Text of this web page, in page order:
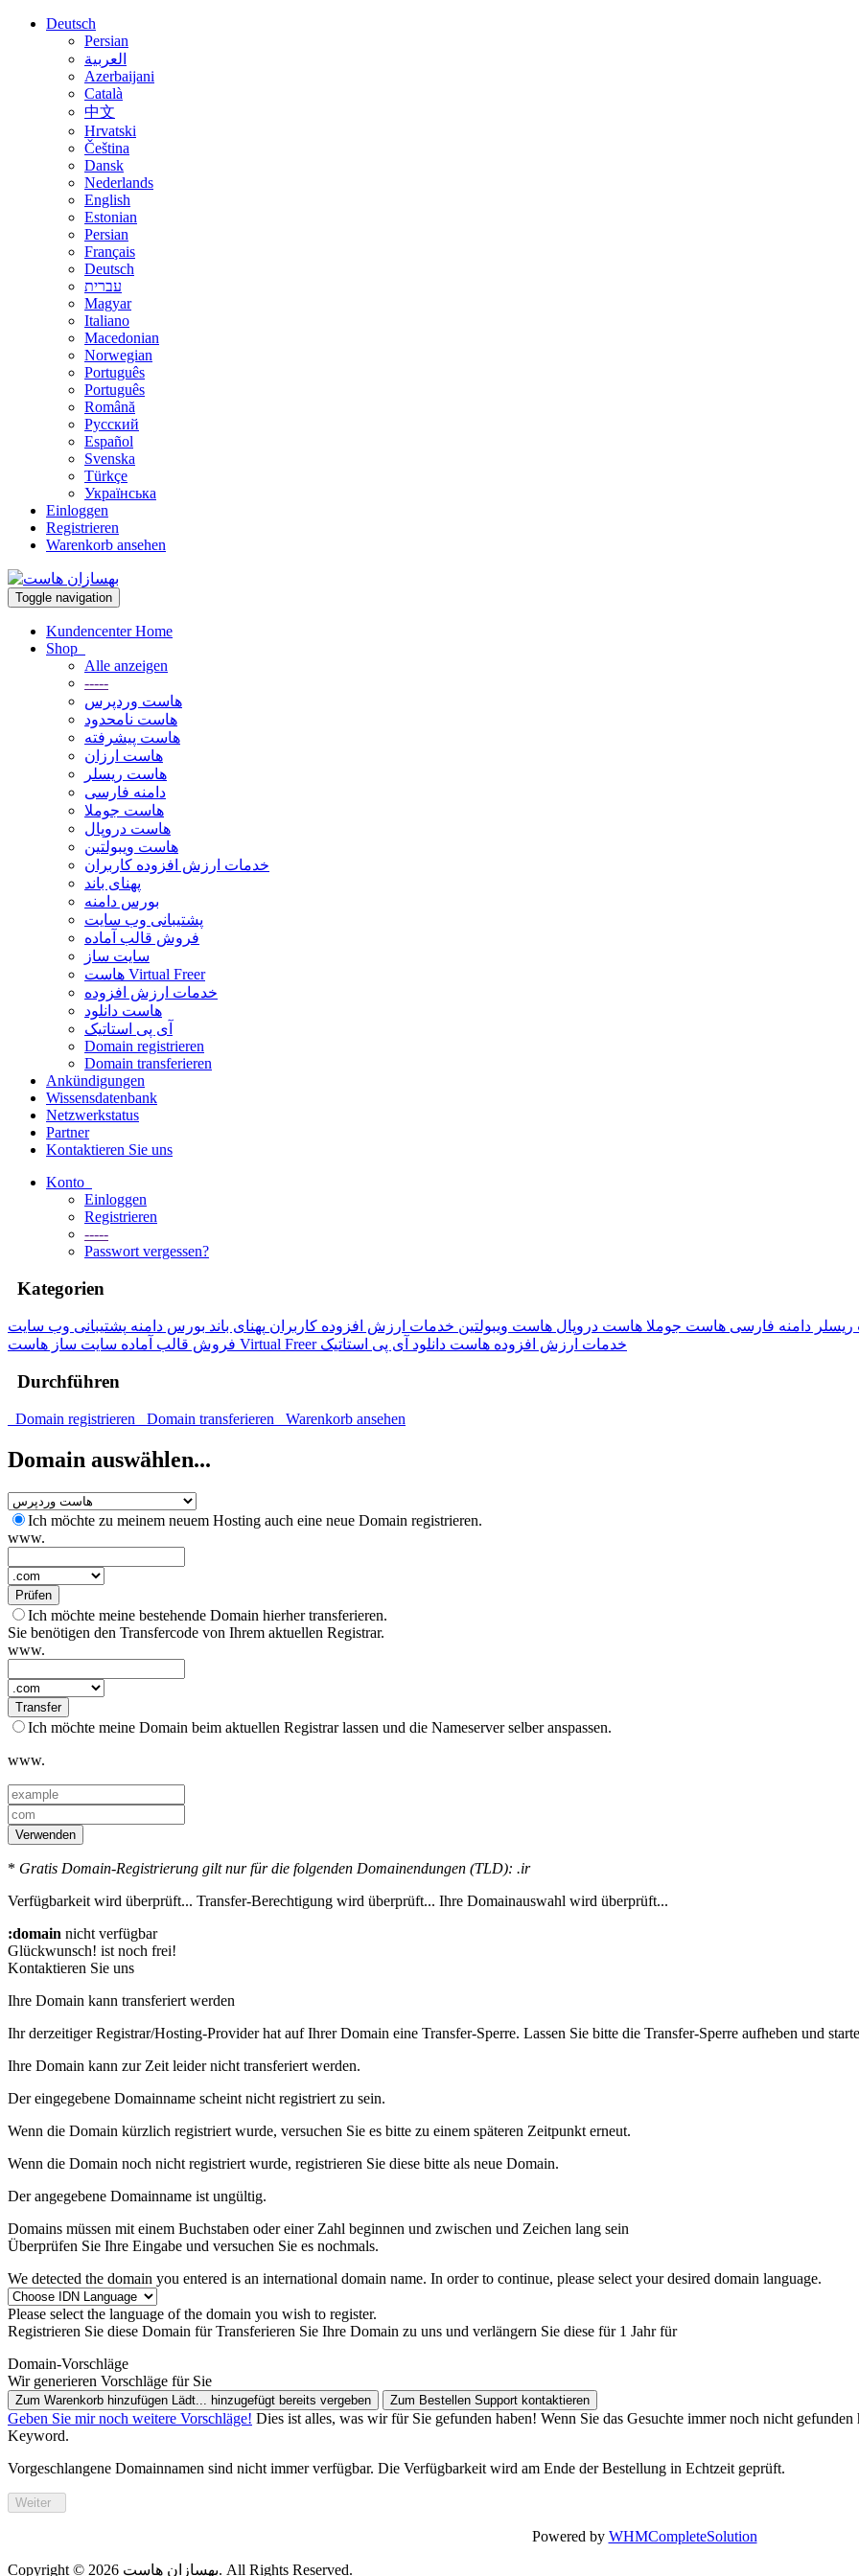
Deutsch
Persian
العربية
Azerbaijani
Català
中文
Hrvatski
Čeština
Dansk
Nederlands
English
Estonian
Persian
Français
Deutsch
עברית
Magyar
Italiano
Macedonian
Norwegian
Português
Português
Română
Русский
Español
Svenska
Türkçe
Українська
Einloggen
Registrieren
Warenkorb ansehen
Toggle navigation
Kundencenter Home
Shop
Alle anzeigen
-----
هاست وردپرس
هاست نامحدود
هاست پیشرفته
هاست ارزان
هاست ریسلر
دامنه فارسی
هاست جوملا
هاست دروپال
هاست ویبولتین
خدمات ارزش افزوده کاربران
پهنای باند
بورس دامنه
پشتیبانی وب سایت
فروش قالب آماده
سایت ساز
هاست Virtual Freer
خدمات ارزش افزوده
هاست دانلود
آی پی استاتیک
Domain registrieren
Domain transferieren
Ankündigungen
Wissensdatenbank
Netzwerkstatus
Partner
Kontaktieren Sie uns
Konto
Einloggen
Registrieren
-----
Passwort vergessen?
Kategorien
دامنه فارسی هاست جوملا هاست دروپال هاست ویبولتین خدمات ارزش افزوده کاربران پهنای باند بورس دامنه پشتیبانی وب سایت
فروش قالب آماده سایت ساز هاست Virtual Freer خدمات ارزش افزوده هاست دانلود آی پی استاتیک
Durchführen
Domain registrieren Domain transferieren Warenkorb ansehen
Domain auswählen...
Ich möchte zu meinem neuem Hosting auch eine neue Domain registrieren.
www.
Prüfen
Ich möchte meine bestehende Domain hierher transferieren.
Sie benötigen den Transfercode von Ihrem aktuellen Registrar.
www.
Transfer
Ich möchte meine Domain beim aktuellen Registrar lassen und die Nameserver selber anspassen.
www.
Verwenden
* Gratis Domain-Registrierung gilt nur für die folgenden Domainendungen (TLD): .ir
Verfügbarkeit wird überprüft... Transfer-Berechtigung wird überprüft... Ihre Domainauswahl wird überprüft...
:domain nicht verfügbar
Glückwunsch! ist noch frei!
Kontaktieren Sie uns
Ihre Domain kann transferiert werden
Ihr derzeitiger Registrar/Hosting-Provider hat auf Ihrer Domain eine Transfer-Sperre. Lassen Sie bitte die Transfer-Sperre aufheben und
Ihre Domain kann zur Zeit leider nicht transferiert werden.
Der eingegebene Domainname scheint nicht registriert zu sein.
Wenn die Domain kürzlich registriert wurde, versuchen Sie es bitte zu einem späteren Zeitpunkt erneut.
Wenn die Domain noch nicht registriert wurde, registrieren Sie diese bitte als neue Domain.
Der angegebene Domainname ist ungültig.
Domains müssen mit einem Buchstaben oder einer Zahl beginnen und zwischen und Zeichen lang sein
Überprüfen Sie Ihre Eingabe und versuchen Sie es nochmals.
We detected the domain you entered is an international domain name. In order to continue, please select your desired domain language.
Please select the language of the domain you wish to register.
Registrieren Sie diese Domain für Transferieren Sie Ihre Domain zu uns und verlängern Sie diese für 1 Jahr für
Domain-Vorschläge
Wir generieren Vorschläge für Sie
Zum Warenkorb hinzufügen Lädt... hinzugefügt bereits vergeben Zum Bestellen Support kontaktieren
Geben Sie mir noch weitere Vorschläge! Dies ist alles, was wir für Sie gefunden haben! Wenn Sie das Gesuchte immer noch nicht
Keyword.
Vorgeschlangene Domainnamen sind nicht immer verfügbar. Die Verfügbarkeit wird am Ende der Bestellung in Echtzeit geprüft.
Powered by WHMCompleteSolution
Copyright © 2026 بهسازان هاست. All Rights Reserved.